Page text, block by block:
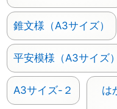
錐文様（A3サイズ）
平安模様（A3サイズ）
A3サイズ-２ は